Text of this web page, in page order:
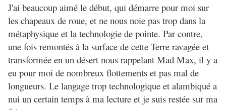
J'ai beaucoup aimé le début, qui démarre pour moi sur
les chapeaux de roue, et ne nous noie pas trop dans la
métaphysique et la technologie de pointe. Par contre,
une fois remontés à la surface de cette Terre ravagée et
transformée en un désert nous rappelant Mad Max, il y a
eu pour moi de nombreux flottements et pas mal de
longueurs. Le langage trop technologique et alambiqué a
nui un certain temps à ma lecture et je suis restée sur ma